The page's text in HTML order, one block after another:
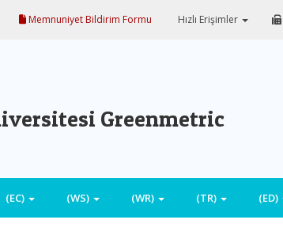
Memnuniyet Bildirim Formu Hızlı Erişimler
Greenmetric
(EC) (WS) (WR) (TR) (ED)